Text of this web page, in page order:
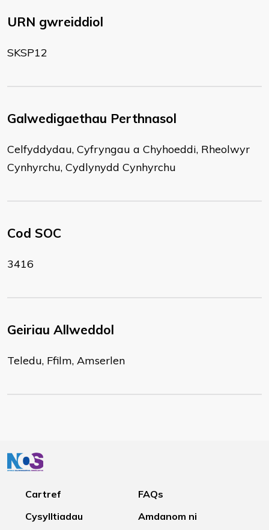
URN gwreiddiol
SKSP12
Galwedigaethau Perthnasol
Celfyddydau, Cyfryngau a Chyhoeddi, Rheolwyr
Cynhyrchu, Cydlynydd Cynhyrchu
Cod SOC
3416
Geiriau Allweddol
Teledu, Ffilm, Amserlen
Cartref
FAQs
Cysylltiadau
Amdanom ni